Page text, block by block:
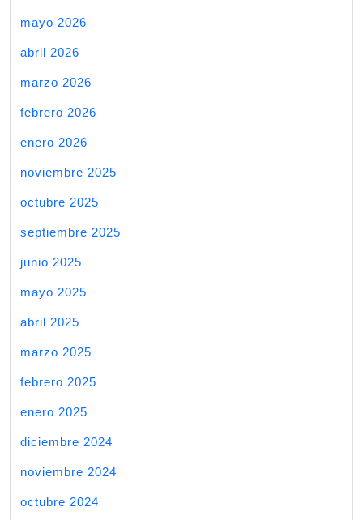
mayo 2026
abril 2026
marzo 2026
febrero 2026
enero 2026
noviembre 2025
octubre 2025
septiembre 2025
junio 2025
mayo 2025
abril 2025
marzo 2025
febrero 2025
enero 2025
diciembre 2024
noviembre 2024
octubre 2024